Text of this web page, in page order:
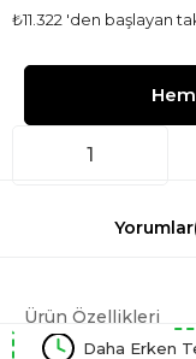
₺11.322 'den başlayan
Yorumlar
Ürün Özellikleri
Daha Erken